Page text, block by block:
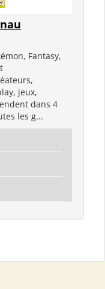
Fantasy,
jeux,
dans 4
les g...